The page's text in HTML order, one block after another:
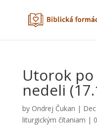
Utorok
nedeli
by Ondrej Čukan |
liturgickým čítaniam |